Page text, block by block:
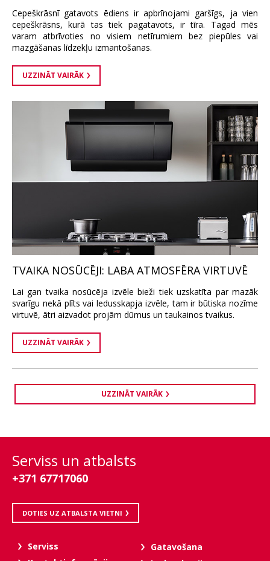
Cepeškrāsnī gatavots ēdiens ir apbrīnojami garšīgs, ja vien
cepeškrāsns, kurā tas tiek pagatavots, ir tīra. Tagad mēs
varam atbrīvoties no visiem netīrumiem bez piepūles vai
mazgāšanas līdzekļu izmantošanas.
UZZINĀT VAIRĀK
TVAIKA NOSŪCĒJI: LABA ATMOSFĒRA VIRTUVĒ
Lai gan tvaika nosūcēja izvēle bieži tiek uzskatīta par mazāk
svarīgu nekā plīts vai ledusskapja izvēle, tam ir būtiska nozīme
virtuvē, ātri aizvadot projām dūmus un taukainos tvaikus.
UZZINĀT VAIRĀK
UZZINĀT VAIRĀK
Serviss un atbalsts
+371 67717060
DOTIES UZ ATBALSTA VIETNI
Serviss
Gatavošana